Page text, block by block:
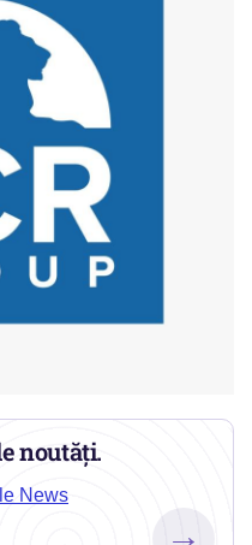
noutăți.
News
→